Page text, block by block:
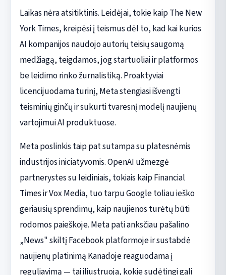
Laikas nėra atsitiktinis. Leidėjai, tokie kaip The New
York Times, kreipėsi į teismus dėl to, kad kai kurios
AI kompanijos naudojo autorių teisių saugomą
medžiagą, teigdamos, jog startuoliai ir platformos
be leidimo rinko žurnalistiką. Proaktyviai
licencijuodama turinį, Meta stengiasi išvengti
teisminių ginčų ir sukurti tvaresnį modelį naujienų
vartojimui AI produktuose.
Meta poslinkis taip pat sutampa su platesnėmis
industrijos iniciatyvomis. OpenAI užmezgė
partnerystes su leidiniais, tokiais kaip Financial
Times ir Vox Media, tuo tarpu Google toliau ieško
geriausių sprendimų, kaip naujienos turėtų būti
rodomos paieškoje. Meta pati anksčiau pašalino
„News" skiltį Facebook platformoje ir sustabdė
naujienų platinimą Kanadoje reaguodama į
reguliavimą — tai iliustruoja, kokie sudėtingi gali